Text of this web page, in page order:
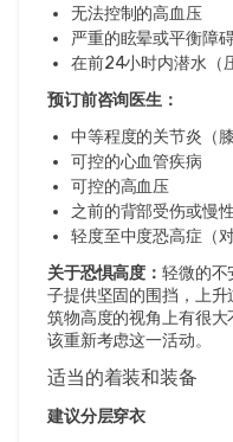
无法控制的高血压
严重的眩晕或平衡障
在前24小时内潜水（
预订前咨询医生：
中等程度的关节炎（膝
可控的心血管疾病
可控的高血压
之前的背部受伤或慢
轻度至中度恐高症（
关于恐惧高度：轻微的不
子提供坚固的围挡，上
筑物高度的视角上有很
该重新考虑这一活动。
适当的着装和装备
建议分层穿衣